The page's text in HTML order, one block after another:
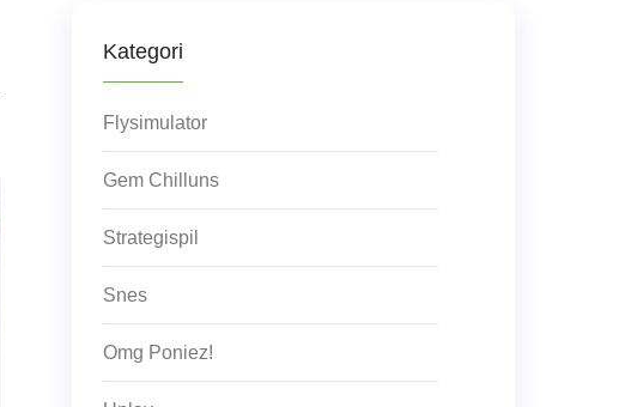
Kategori
Flysimulator
Gem Chilluns
Strategispil
Snes
Omg Poniez!